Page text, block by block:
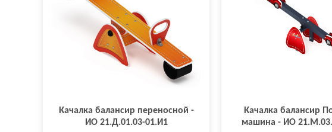
Качалка балансир переносной -
ИО 21.Д.01.03-01.И1
Качалка балансир
машина - ИО